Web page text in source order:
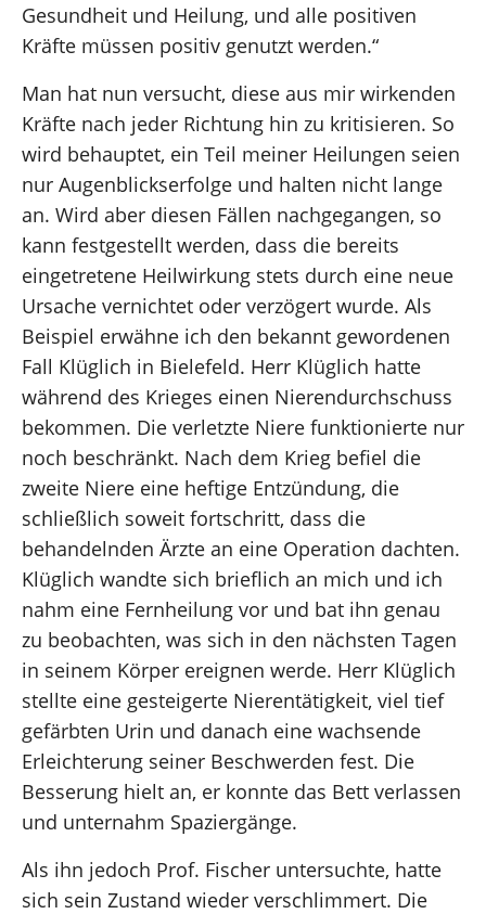
Gesundheit und Heilung, und alle positiven
Kräfte müssen positiv genutzt werden.“
Man hat nun versucht, diese aus mir wirkenden
Kräfte nach jeder Richtung hin zu kritisieren. So
wird behauptet, ein Teil meiner Heilungen seien
nur Augenblickserfolge und halten nicht lange
an. Wird aber diesen Fällen nachgegangen, so
kann festgestellt werden, dass die bereits
eingetretene Heilwirkung stets durch eine neue
Ursache vernichtet oder verzögert wurde. Als
Beispiel erwähne ich den bekannt gewordenen
Fall Klüglich in Bielefeld. Herr Klüglich hatte
während des Krieges einen Nierendurchschuss
bekommen. Die verletzte Niere funktionierte nur
noch beschränkt. Nach dem Krieg befiel die
zweite Niere eine heftige Entzündung, die
schließlich soweit fortschritt, dass die
behandelnden Ärzte an eine Operation dachten.
Klüglich wandte sich brieflich an mich und ich
nahm eine Fernheilung vor und bat ihn genau
zu beobachten, was sich in den nächsten Tagen
in seinem Körper ereignen werde. Herr Klüglich
stellte eine gesteigerte Nierentätigkeit, viel tief
gefärbten Urin und danach eine wachsende
Erleichterung seiner Beschwerden fest. Die
Besserung hielt an, er konnte das Bett verlassen
und unternahm Spaziergänge.
Als ihn jedoch Prof. Fischer untersuchte, hatte
sich sein Zustand wieder verschlimmert. Die